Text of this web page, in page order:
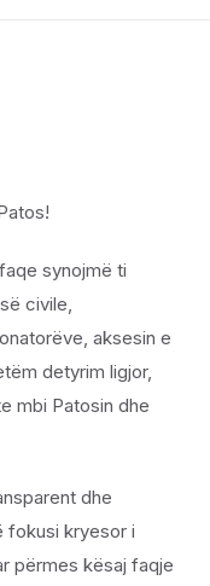
synojmë ti
civile,
aksesin e
detyrim ligjor,
mbi Patosin dhe
dhe
fokusi kryesor i
përmes kësaj faqje